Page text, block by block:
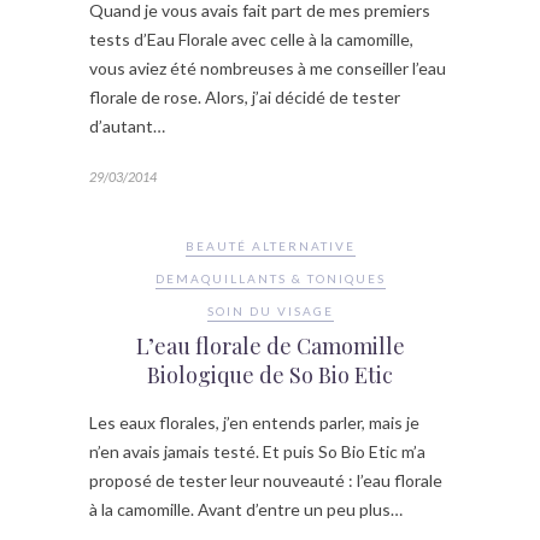
Quand je vous avais fait part de mes premiers
tests d’Eau Florale avec celle à la camomille,
vous aviez été nombreuses à me conseiller l’eau
florale de rose. Alors, j’ai décidé de tester
d’autant…
29/03/2014
BEAUTÉ ALTERNATIVE
DEMAQUILLANTS & TONIQUES
SOIN DU VISAGE
L’eau florale de Camomille
Biologique de So Bio Etic
Les eaux florales, j’en entends parler, mais je
n’en avais jamais testé. Et puis So Bio Etic m’a
proposé de tester leur nouveauté : l’eau florale
à la camomille. Avant d’entre un peu plus…